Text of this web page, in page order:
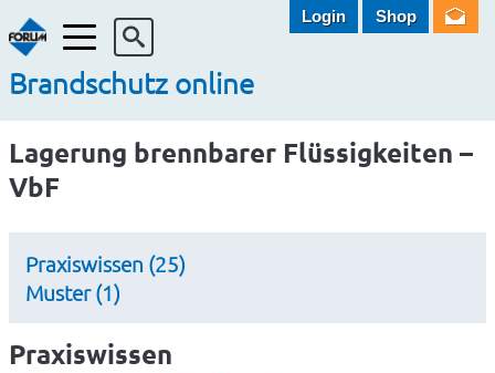
Menü
Brandschutz online
Login Shop
Lagerung brennbarer Flüssigkeiten –
VbF
Praxiswissen (25)
Muster (1)
Praxiswissen